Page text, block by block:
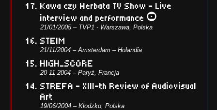
Kawa czy Herbata TV Show – Live
interview and performance
21/01/2005 – TVP1 - Warszawa, Polska
STEIM
21/11/2004 – Amsterdam – Holandia
HIGH_SCORE
20 11 2004 – Paryż, Francja
STREFA – XIII-th Review of Audiovisual
Art
19/06/2004 – Kłodzko, Polska